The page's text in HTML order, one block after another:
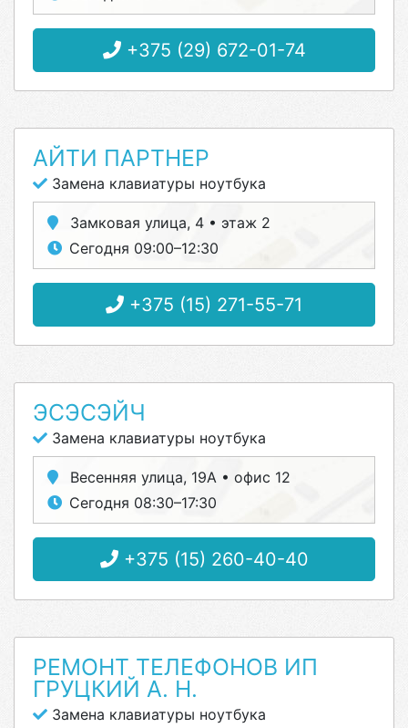
+375 (29) 672-01-74
АЙТИ ПАРТНЕР
Замена клавиатуры ноутбука
Замковая улица, 4 • этаж 2
Сегодня 09:00–12:30
+375 (15) 271-55-71
ЭСЭСЭЙЧ
Замена клавиатуры ноутбука
Весенняя улица, 19А • офис 12
Сегодня 08:30–17:30
+375 (15) 260-40-40
РЕМОНТ ТЕЛЕФОНОВ ИП
ГРУЦКИЙ А. Н.
Замена клавиатуры ноутбука